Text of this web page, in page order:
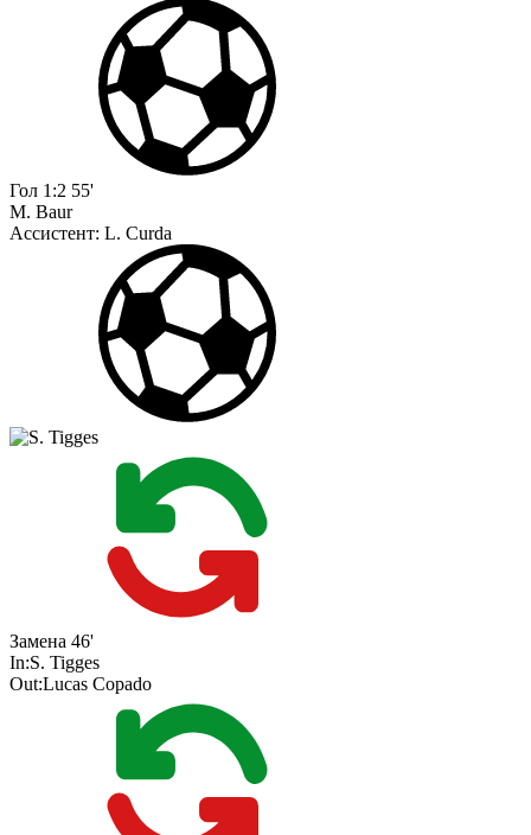
Гол 1:2 55'
M. Baur
Ассистент: L. Curda
Замена 46'
In:S. Tigges
Out:Lucas Copado